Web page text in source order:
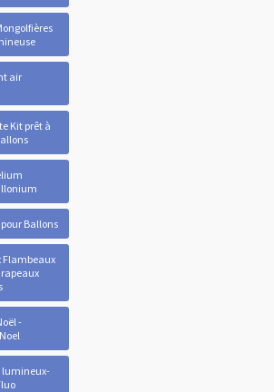
air
Kit prêt à
Ballons
Flambeaux
-
lumineux-